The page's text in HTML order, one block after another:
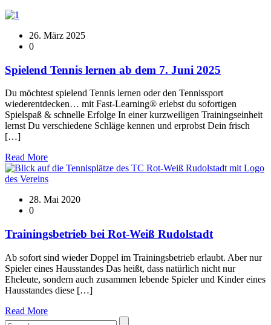
26. März 2025
0
Spielend Tennis lernen ab dem 7. Juni 2025
Du möchtest spielend Tennis lernen oder den Tennissport
wiederentdecken… mit Fast-Learning® erlebst du sofortigen
Spielspaß & schnelle Erfolge In einer kurzweiligen Trainingseinheit
lernst Du verschiedene Schläge kennen und erprobst Dein frisch
[…]
Read More
28. Mai 2020
0
Trainingsbetrieb bei Rot-Weiß Rudolstadt
Ab sofort sind wieder Doppel im Trainingsbetrieb erlaubt. Aber nur
Spieler eines Hausstandes Das heißt, dass natürlich nicht nur
Eheleute, sondern auch zusammen lebende Spieler und Kinder eines
Hausstandes diese […]
Read More